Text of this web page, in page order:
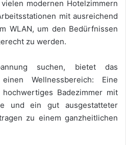
modernen Hotelzimmern
mit ausreichend
WLAN, um den Bedürfnissen
zu werden.
suchen, bietet das
Wellnessbereich: Eine
Badezimmer mit
und ein gut ausgestatteter
zu einem ganzheitlichen